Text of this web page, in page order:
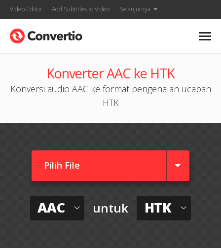
Video Editor Add Subtitles to Video Selanjutnya
Konverter AAC ke HTK
Konversi audio AAC ke format pengenalan ucapan
HTK
Pilih File
AAC untuk HTK